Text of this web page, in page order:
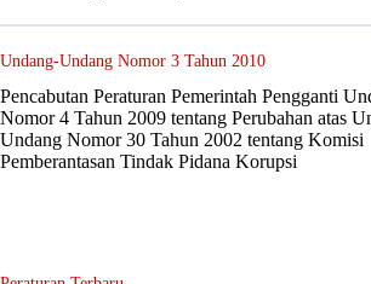
Undang-Undang Nomor 3 Tahun 2010
Pencabutan Peraturan Pemerintah Pengganti
Nomor 4 Tahun 2009 tentang Perubahan atas
Undang Nomor 30 Tahun 2002 tentang Komisi
Pemberantasan Tindak Pidana Korupsi